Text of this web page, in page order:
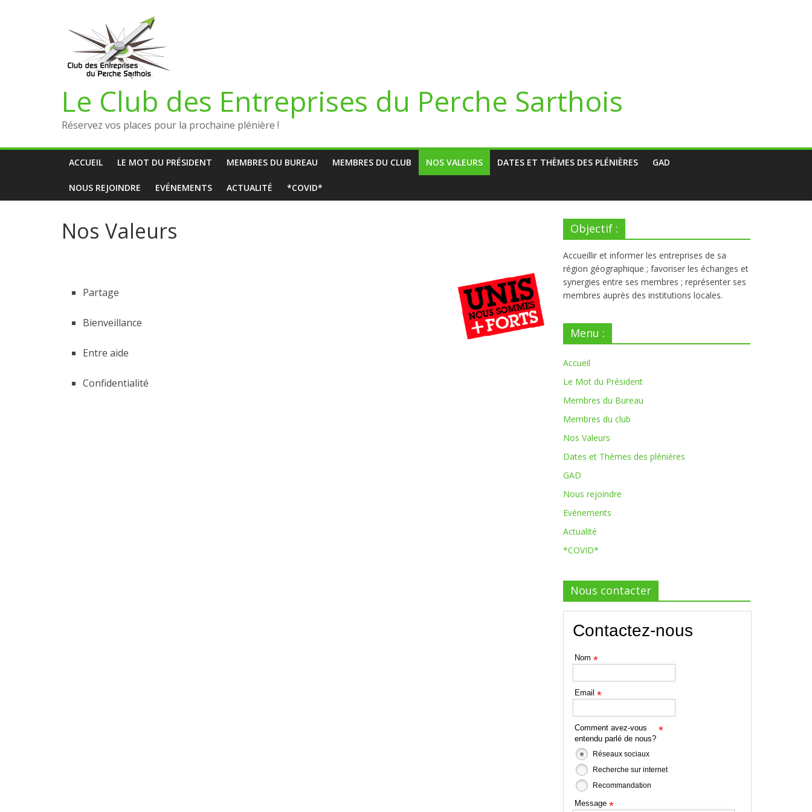
Le Club des Entreprises du Perche Sarthois
Réservez vos places pour la prochaine plénière !
ACCUEIL LE MOT DU PRÉSIDENT MEMBRES DU BUREAU MEMBRES DU CLUB NOS VALEURS DATES ET THÈMES DES PLÉNIÈRES GAD
NOUS REJOINDRE EVÉNEMENTS ACTUALITÉ *COVID*
Nos Valeurs
Partage
Bienveillance
Entre aide
Confidentialité
Objectif :
Accueillir et informer les entreprises de sa
région géographique ; favoriser les échanges et
synergies entre ses membres ; représenter ses
membres auprès des institutions locales.
Menu :
Accueil
Le Mot du Président
Membres du Bureau
Membres du club
Nos Valeurs
Dates et Thèmes des plénières
GAD
Nous rejoindre
Evénements
Actualité
*COVID*
Nous contacter
Contactez-nous
Nom *
Email *
Comment avez-vous
entendu parlé de nous?
*
Réseaux sociaux
Recherche sur internet
Recommandation
Message *